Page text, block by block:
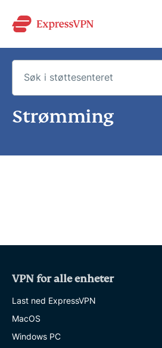
Strømming
i
støttesenteret
VPN for alle enheter
Last ned ExpressVPN
MacOS
Windows PC